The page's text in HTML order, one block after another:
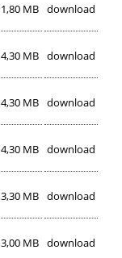
1,80 MB download
4,30 MB download
4,30 MB download
4,30 MB download
3,30 MB download
3,00 MB download